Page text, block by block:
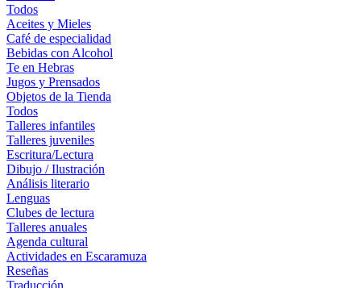
Todos
Aceites y Mieles
Café de especialidad
Bebidas con Alcohol
Te en Hebras
Jugos y Prensados
Objetos de la Tienda
Todos
Talleres infantiles
Talleres juveniles
Escritura/Lectura
Dibujo / Ilustración
Análisis literario
Lenguas
Clubes de lectura
Talleres anuales
Agenda cultural
Actividades en Escaramuza
Reseñas
Traducción